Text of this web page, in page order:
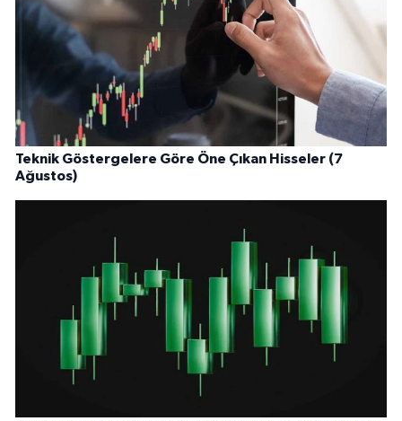
Teknik Göstergelere Göre Öne Çıkan Hisseler (7
Ağustos)